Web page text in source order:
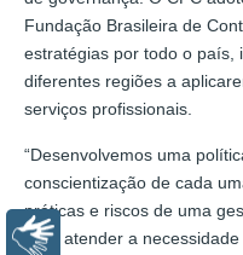
Fundação Brasileira de
estratégias por todo o país,
diferentes regiões a
serviços profissionais.
“Desenvolvemos uma
conscientização de cada
práticas e riscos de uma
para atender a
Libras